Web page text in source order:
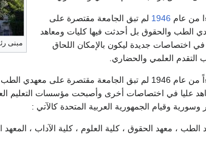
مبنى
من عام 1946 لم تبق الجامعة مقتصرة على
الطب والحقوق بل أحدثت فيها كليات ومعاهد
في اختصاصات جديدة ليكون بالإمكان اللحاق
التقدم العلمي والحضاري.
وبدءاً من عام 1946 لم تبق الجامعة مقتصرة على
عليا في اختصاصات أخرى وأصبحت مؤسسات التعليم
وقيام الجمهورية العربية المتحدة كالآتي :
الطب ، معهد الحقوق ، كلية العلوم ، كلية الآداب ، المعهد